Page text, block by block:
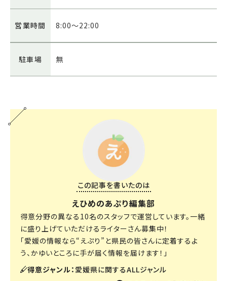
営業時間 8:00～22:00
駐車場 無
この記事を書いたのは
えひめのあぷり編集部
得意分野の異なる10名のスタッフで運営しています。一緒
に盛り上げていただけるライターさん募集中！
「愛媛の情報なら“えぷり”と県民の皆さんに定着するよ
う、かゆいところに手が届く情報を届けます！」
得意ジャンル： 愛媛県に関するALLジャンル